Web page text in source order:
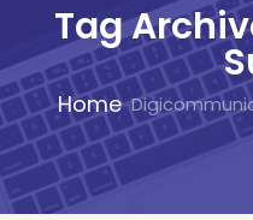
Tag
Home